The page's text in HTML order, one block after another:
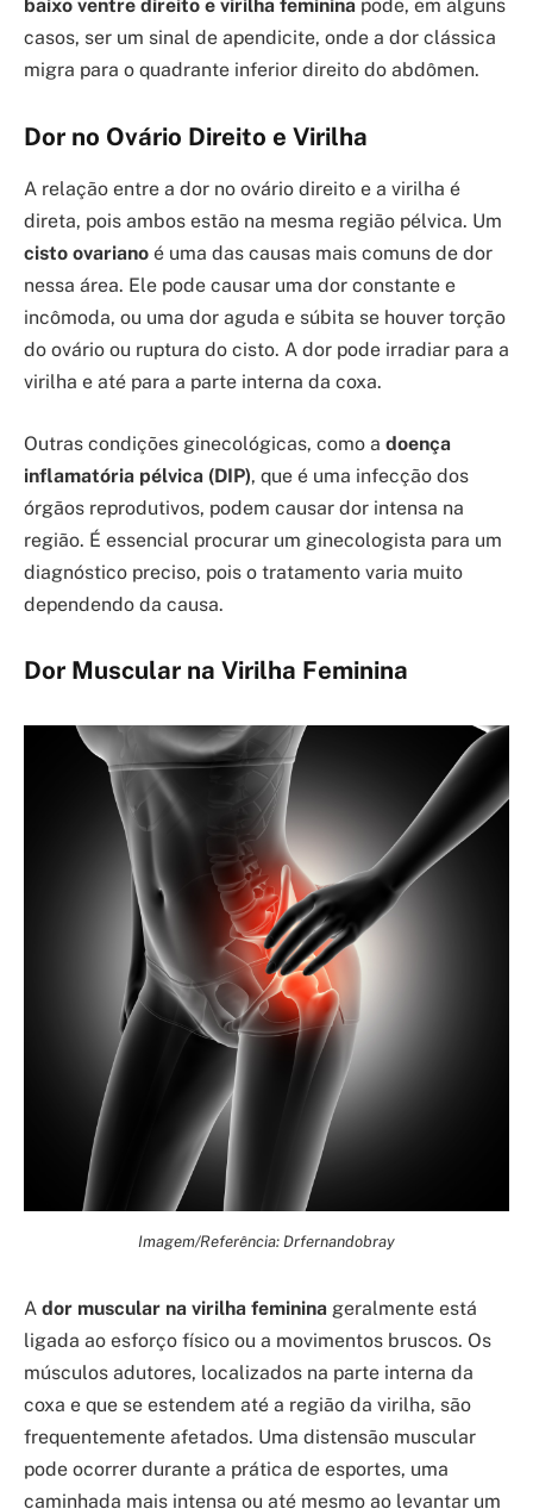
baixo ventre direito e virilha feminina pode, em alguns
casos, ser um sinal de apendicite, onde a dor clássica
migra para o quadrante inferior direito do abdômen.
Dor no Ovário Direito e Virilha
A relação entre a dor no ovário direito e a virilha é
direta, pois ambos estão na mesma região pélvica. Um
cisto ovariano é uma das causas mais comuns de dor
nessa área. Ele pode causar uma dor constante e
incômoda, ou uma dor aguda e súbita se houver torção
do ovário ou ruptura do cisto. A dor pode irradiar para a
virilha e até para a parte interna da coxa.
Outras condições ginecológicas, como a doença
inflamatória pélvica (DIP), que é uma infecção dos
órgãos reprodutivos, podem causar dor intensa na
região. É essencial procurar um ginecologista para um
diagnóstico preciso, pois o tratamento varia muito
dependendo da causa.
Dor Muscular na Virilha Feminina
Imagem/Referência: Drfernandobray
A dor muscular na virilha feminina geralmente está
ligada ao esforço físico ou a movimentos bruscos. Os
músculos adutores, localizados na parte interna da
coxa e que se estendem até a região da virilha, são
frequentemente afetados. Uma distensão muscular
pode ocorrer durante a prática de esportes, uma
caminhada mais intensa ou até mesmo ao levantar um